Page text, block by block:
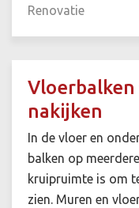
Renovatie
nakijken
In de vloer en
balken op
kruipruimte is om
zien. Muren en